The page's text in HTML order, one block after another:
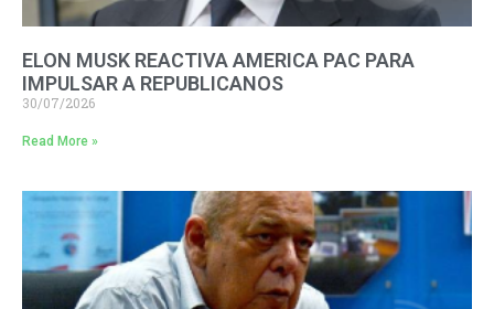
ELON MUSK REACTIVA AMERICA PAC PARA
IMPULSAR A REPUBLICANOS
30/07/2026
Read More »